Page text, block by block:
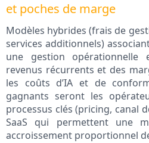
et poches de marge
Modèles hybrides (frais de
services additionnels)
une gestion opérationnelle
revenus récurrents et des
les coûts d’IA et de
gagnants seront les
processus clés (pricing, canal
SaaS qui permettent une
accroissement proportionnel